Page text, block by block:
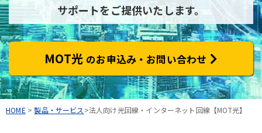
サポートをご提供いたします。
MOT光 のお申込み・お問い合わせ
HOME >製品・サービス >法人向け光回線・インターネット回線【MOT光】